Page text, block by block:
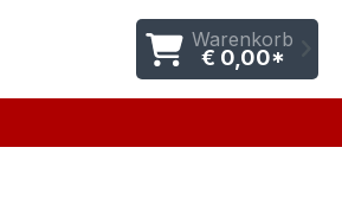
Warenkorb
€ 0,00*